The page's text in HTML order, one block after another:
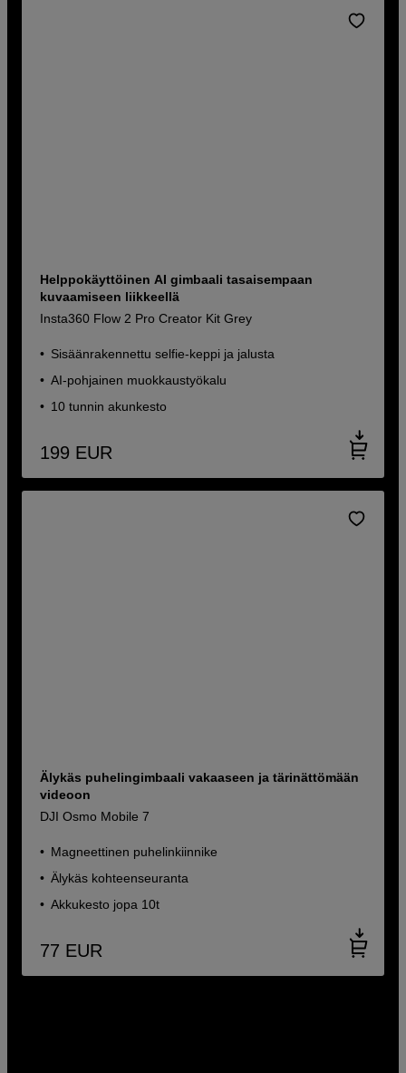
Helppokäyttöinen AI gimbaali tasaisempaan
kuvaamiseen liikkeellä
Insta360 Flow 2 Pro Creator Kit Grey
Sisäänrakennettu selfie-keppi ja jalusta
AI-pohjainen muokkaustyökalu
10 tunnin akunkesto
199 EUR
Älykäs puhelingimbaali vakaaseen ja tärinättömään
videoon
DJI Osmo Mobile 7
Magneettinen puhelinkiinnike
Älykäs kohteenseuranta
Akkukesto jopa 10t
77 EUR